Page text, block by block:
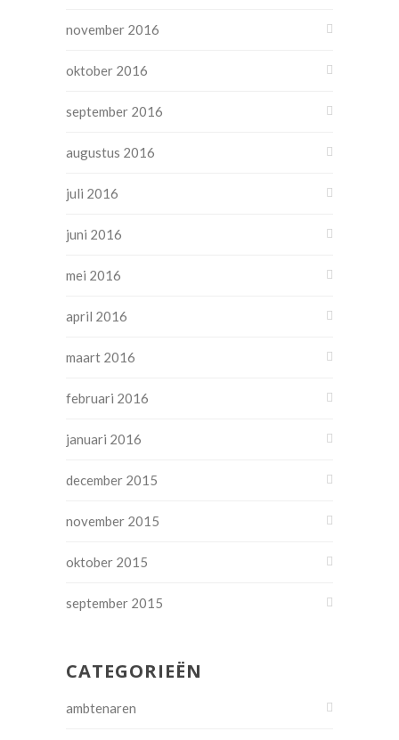
november 2016
oktober 2016
september 2016
augustus 2016
juli 2016
juni 2016
mei 2016
april 2016
maart 2016
februari 2016
januari 2016
december 2015
november 2015
oktober 2015
september 2015
CATEGORIEËN
ambtenaren